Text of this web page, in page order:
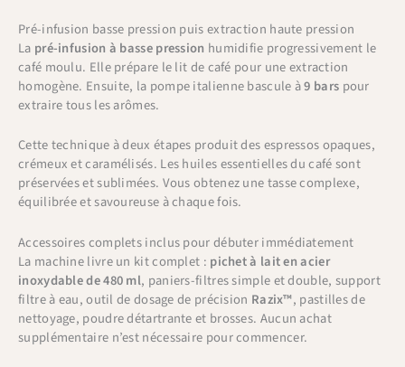
Pré-infusion basse pression puis extraction haute pression
La pré-infusion à basse pression humidifie progressivement le
café moulu. Elle prépare le lit de café pour une extraction
homogène. Ensuite, la pompe italienne bascule à9 bars pour
extraire tous les arômes.
Cette technique à deux étapes produit des espressos opaques,
crémeux et caramélisés. Les huiles essentielles du café sont
préservées et sublimées. Vous obtenez une tasse complexe,
équilibrée et savoureuse à chaque fois.
Accessoires complets inclus pour débuter immédiatement
La machine livre un kit complet : pichet à lait en acier
inoxydable de 480 ml, paniers-filtres simple et double, support
filtre à eau, outil de dosage de précision Razix™, pastilles de
nettoyage, poudre détartrante et brosses. Aucun achat
supplémentaire n’est nécessaire pour commencer.